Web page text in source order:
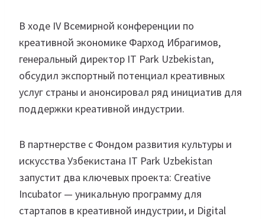
В ходе IV Всемирной конференции по
креативной экономике Фарход Ибрагимов,
генеральный директор IT Park Uzbekistan,
обсудил экспортный потенциал креативных
услуг страны и анонсировал ряд инициатив для
поддержки креативной индустрии.
В партнерстве с Фондом развития культуры и
искусства Узбекистана IT Park Uzbekistan
запустит два ключевых проекта: Creative
Incubator — уникальную программу для
стартапов в креативной индустрии, и Digital